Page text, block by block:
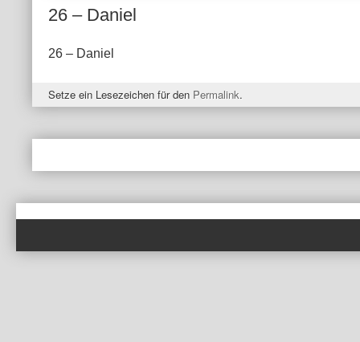
26 – Daniel
26 – Daniel
Setze ein Lesezeichen für den Permalink.